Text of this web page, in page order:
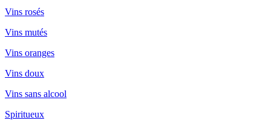
Vins rosés
Vins mutés
Vins oranges
Vins doux
Vins sans alcool
Spiritueux